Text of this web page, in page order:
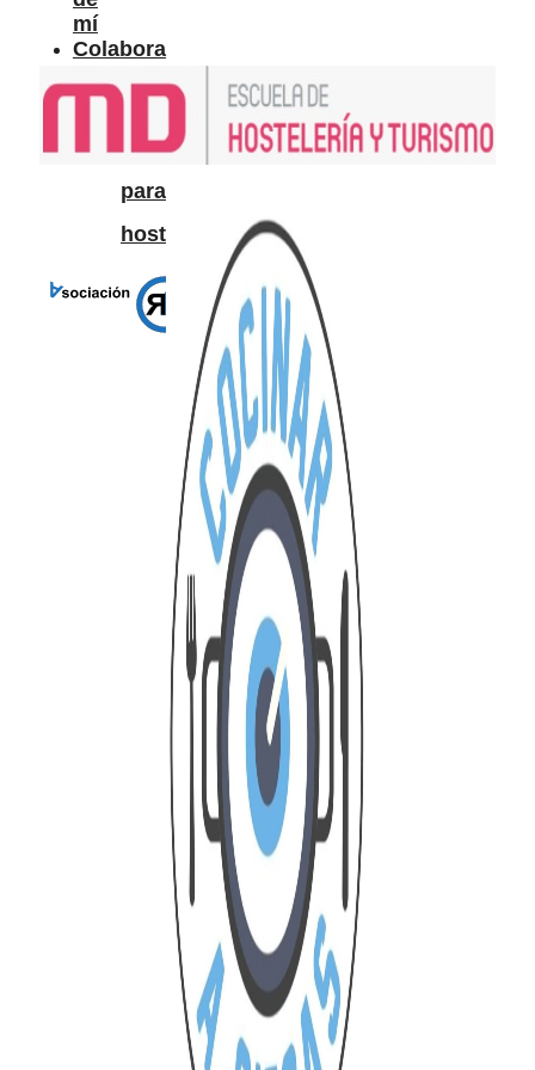
mí
Colabora
Colabora
Información
para
hosteleros